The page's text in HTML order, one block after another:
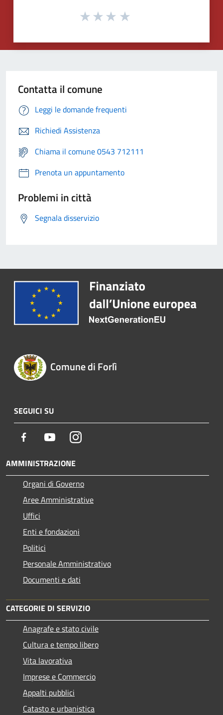
Contatta il comune
Leggi le domande frequenti
Richiedi Assistenza
Chiama il comune 0543 712111
Prenota un appuntamento
Problemi in città
Segnala disservizio
Comune di Forlì
SEGUICI SU
Facebook YoutubeInstagram
AMMINISTRAZIONE
Organi di Governo
Aree Amministrative
Uffici
Enti e fondazioni
Politici
Personale Amministrativo
Documenti e dati
CATEGORIE DI SERVIZIO
Anagrafe e stato civile
Cultura e tempo libero
Vita lavorativa
Imprese e Commercio
Appalti pubblici
Catasto e urbanistica